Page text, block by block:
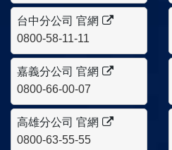
台中分公司 官網
0800-58-11-11
嘉義分公司 官網
0800-66-00-07
高雄分公司 官網
0800-63-55-55